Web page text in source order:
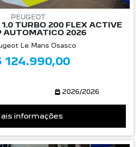
PEUGEOT
TURBO 200 FLEX ACTIVE
AUTOMATICO 2026
Le Mans Osasco
124.990,00
2026/2026
informações